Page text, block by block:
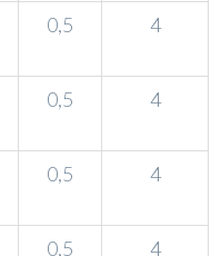
0,5 4
0,5 4
0,5 4
0,5 4